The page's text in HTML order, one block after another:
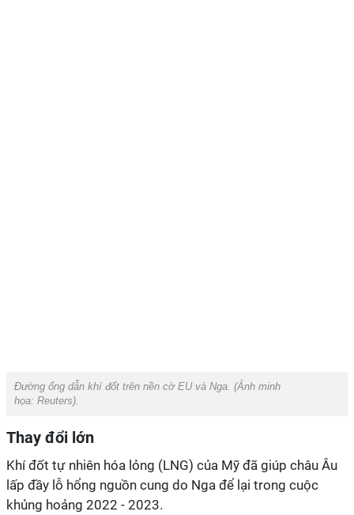
Đường ống dẫn khí đốt trên nền cờ EU và Nga. (Ảnh minh
họa: Reuters).
Thay đổi lớn
Khí đốt tự nhiên hóa lỏng (LNG) của Mỹ đã giúp châu Âu
lấp đầy lỗ hổng nguồn cung do Nga để lại trong cuộc
khủng hoảng 2022 - 2023.